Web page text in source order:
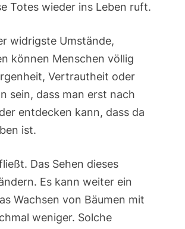
Totes wieder ins Leben ruft.
widrigste Umstände,
können Menschen völlig
Vertrautheit oder
sein, dass man erst nach
entdecken kann, dass da
ist.
Das Sehen dieses
Es kann weiter ein
Wachsen von Bäumen mit
weniger. Solche